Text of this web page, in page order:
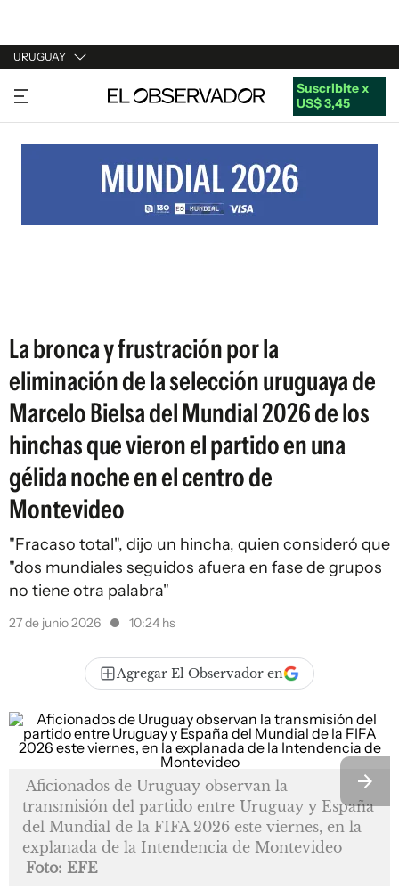
URUGUAY
URUGUAY
ARGENTINA
ESTADOS UNIDOS
Suscribite x
US$ 3,45
La bronca y frustración por la
eliminación de la selección uruguaya de
Marcelo Bielsa del Mundial 2026 de los
hinchas que vieron el partido en una
gélida noche en el centro de
Montevideo
"Fracaso total", dijo un hincha, quien consideró que
"dos mundiales seguidos afuera en fase de grupos
no tiene otra palabra"
27 de junio 2026 10:24 hs
Agregar El Observador en
Aficionados de Uruguay observan la
transmisión del partido entre Uruguay y España
del Mundial de la FIFA 2026 este viernes, en la
explanada de la Intendencia de Montevideo
Foto: EFE